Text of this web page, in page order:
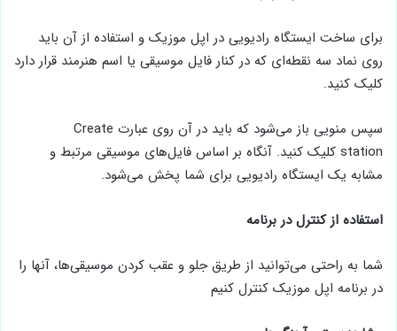
برای ساخت ایستگاه رادیویی در اپل موزیک و استفاده از آن باید
روی نماد سه نقطه‌ای که در کنار فایل موسیقی یا اسم هنرمند قرار دارد
کلیک کنید.
سپس منویی باز می‌شود که باید در آن روی عبارت Create
station کلیک کنید. آنگاه بر اساس فایل‌های موسیقی مرتبط و
مشابه یک ایستگاه رادیویی برای شما پخش می‌شود.
استفاده از کنترل در برنامه
شما به راحتی می‌توانید از طریق جلو و عقب کردن موسیقی‌ها، آنها را
در برنامه اپل موزیک کنترل کنیم